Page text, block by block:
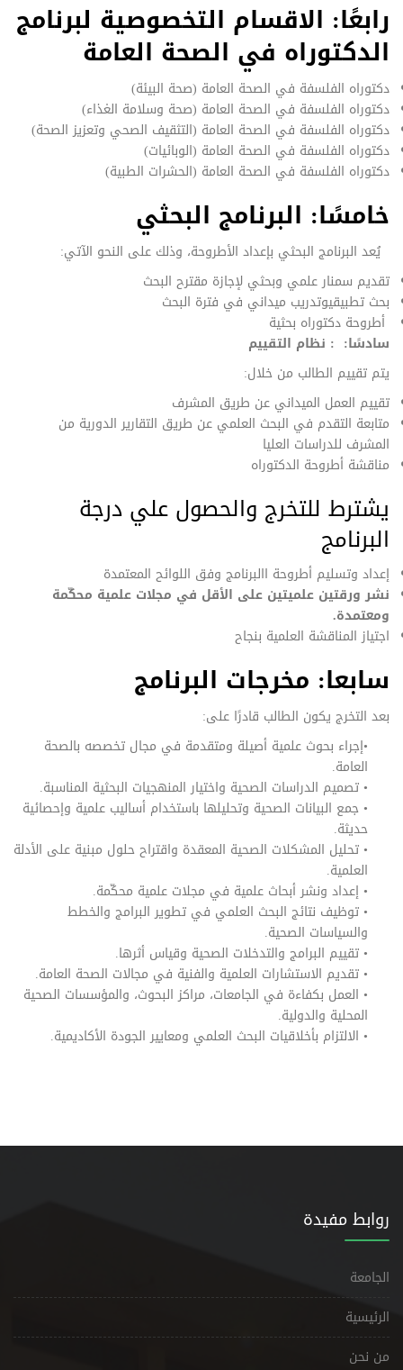
رابعًا: الاقسام التخصوصية لبرنامج
الدكتوراه في الصحة العامة
دكتوراه الفلسفة في الصحة العامة (صحة البيئة)
دكتوراه الفلسفة في الصحة العامة (صحة وسلامة الغذاء)
دكتوراه الفلسفة في الصحة العامة (التثقيف الصحي وتعزيز الصحة)
دكتوراه الفلسفة في الصحة العامة (الوبائيات)
دكتوراه الفلسفة في الصحة العامة (الحشرات الطبية)
خامسًا: البرنامج البحثي
يُعد البرنامج البحثي بإعداد الأطروحة، وذلك على النحو الآتي:
تقديم سمنار علمي وبحثي لإجازة مقترح البحث
بحث تطبيقيوتدريب ميداني في فترة البحث
أطروحة دكتوراه بحثية
سادسًا: : نظام التقييم
يتم تقييم الطالب من خلال:
تقييم العمل الميداني عن طريق المشرف
متابعة التقدم في البحث العلمي عن طريق التقارير الدورية من
المشرف للدراسات العليا
مناقشة أطروحة الدكتوراه
يشترط للتخرج والحصول علي درجة
البرنامج
إعداد وتسليم أطروحة االبرنامج وفق اللوائح المعتمدة
نشر ورقتين علميتين على الأقل في مجلات علمية محكّمة
ومعتمدة.
اجتياز المناقشة العلمية بنجاح
سابعا: مخرجات البرنامج
بعد التخرج يكون الطالب قادرًا على:
•إجراء بحوث علمية أصيلة ومتقدمة في مجال تخصصه بالصحة
العامة.
• تصميم الدراسات الصحية واختيار المنهجيات البحثية المناسبة.
• جمع البيانات الصحية وتحليلها باستخدام أساليب علمية وإحصائية
حديثة.
• تحليل المشكلات الصحية المعقدة واقتراح حلول مبنية على الأدلة
العلمية.
• إعداد ونشر أبحاث علمية في مجلات علمية محكّمة.
• توظيف نتائج البحث العلمي في تطوير البرامج والخطط
والسياسات الصحية.
• تقييم البرامج والتدخلات الصحية وقياس أثرها.
• تقديم الاستشارات العلمية والفنية في مجالات الصحة العامة.
• العمل بكفاءة في الجامعات، مراكز البحوث، والمؤسسات الصحية
المحلية والدولية.
• الالتزام بأخلاقيات البحث العلمي ومعايير الجودة الأكاديمية.
روابط مفيدة
الجامعة
الرئيسية
من نحن